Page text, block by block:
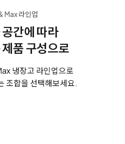
Max 라인업
간에 따라
품 구성으로
냉장고 라인업으로
조합을 선택해보세요.